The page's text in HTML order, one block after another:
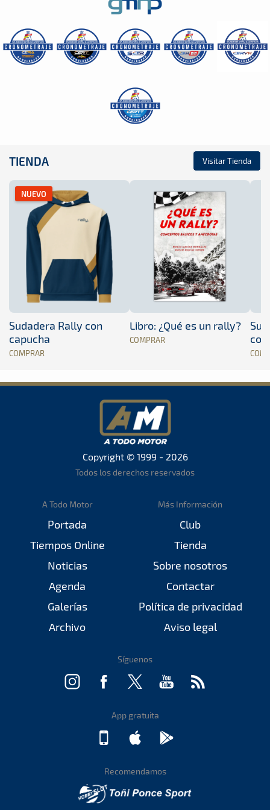
TIENDA Visitar Tienda
NUEVO
Sudadera Rally con
capucha
COMPRAR
Libro: ¿Qué es un rally?
COMPRAR
Copyright © 1999 - 2026
Todos los derechos reservados
A Todo Motor
Portada
Tiempos Online
Noticias
Agenda
Galerías
Archivo
Más Información
Club
Tienda
Sobre nosotros
Contactar
Política de privacidad
Aviso legal
Síguenos
App gratuita
Recomendamos